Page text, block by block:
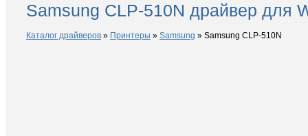
Samsung CLP-510N драйвер для
Каталог драйверов » Принтеры » Samsung » Samsung CLP-510N